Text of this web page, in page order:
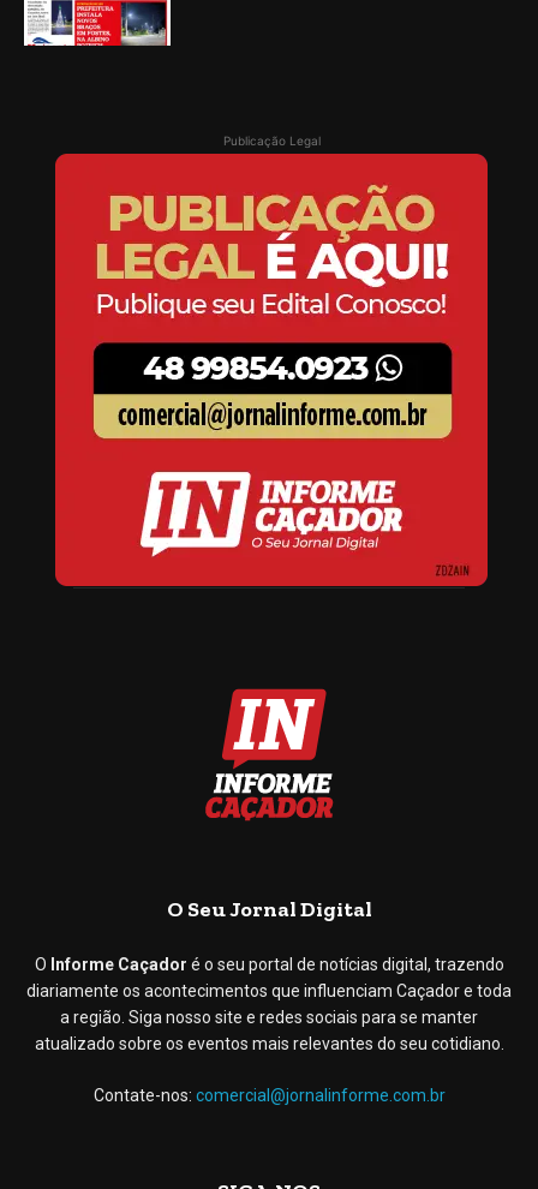
Publicação Legal
O Seu Jornal Digital
O Informe Caçador é o seu portal de notícias digital, trazendo
diariamente os acontecimentos que influenciam Caçador e toda
a região. Siga nosso site e redes sociais para se manter
atualizado sobre os eventos mais relevantes do seu cotidiano.
Contate-nos: comercial@jornalinforme.com.br